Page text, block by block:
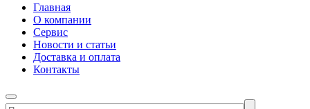
Главная
О компании
Сервис
Новости и статьи
Доставка и оплата
Контакты